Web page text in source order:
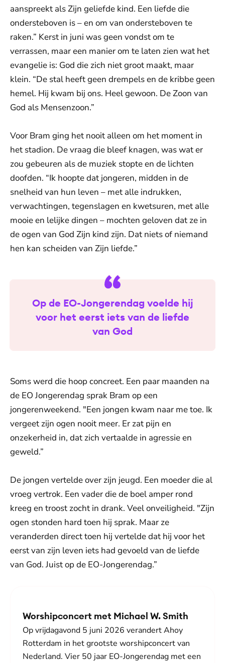
aanspreekt als Zijn geliefde kind. Een liefde die
ondersteboven is – en om van ondersteboven te
raken.” Kerst in juni was geen vondst om te
verrassen, maar een manier om te laten zien wat het
evangelie is: God die zich niet groot maakt, maar
klein. “De stal heeft geen drempels en de kribbe geen
hemel. Hij kwam bij ons. Heel gewoon. De Zoon van
God als Mensenzoon.”
Voor Bram ging het nooit alleen om het moment in
het stadion. De vraag die bleef knagen, was wat er
zou gebeuren als de muziek stopte en de lichten
doofden. “Ik hoopte dat jongeren, midden in de
snelheid van hun leven – met alle indrukken,
verwachtingen, tegenslagen en kwetsuren, met alle
mooie en lelijke dingen – mochten geloven dat ze in
de ogen van God Zijn kind zijn. Dat niets of niemand
hen kan scheiden van Zijn liefde.”
Op de EO-Jongerendag voelde hij
voor het eerst iets van de liefde
van God
Soms werd die hoop concreet. Een paar maanden na
de EO Jongerendag sprak Bram op een
jongerenweekend. "Een jongen kwam naar me toe. Ik
vergeet zijn ogen nooit meer. Er zat pijn en
onzekerheid in, dat zich vertaalde in agressie en
geweld.”
De jongen vertelde over zijn jeugd. Een moeder die al
vroeg vertrok. Een vader die de boel amper rond
kreeg en troost zocht in drank. Veel onveiligheid. "Zijn
ogen stonden hard toen hij sprak. Maar ze
veranderden direct toen hij vertelde dat hij voor het
eerst van zijn leven iets had gevoeld van de liefde
van God. Juist op de EO-Jongerendag.”
Worshipconcert met Michael W. Smith
Op vrijdagavond 5 juni 2026 verandert Ahoy
Rotterdam in het grootste worshipconcert van
Nederland. Vier 50 jaar EO-Jongerendag met een